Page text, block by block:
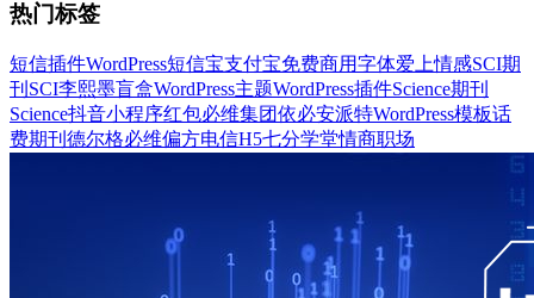
热门标签
短信插件WordPress短信宝支付宝免费商用字体爱上情感SCI期
刊 SCI李熙墨盲盒WordPress主题WordPress插件Science期刊
Science抖音小程序红包必维集团依必安派特WordPress模板话
费期刊 德尔格必维偏方电信H5七分学堂情商职场